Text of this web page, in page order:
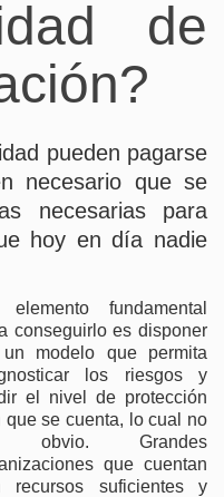
de
pueden pagarse
necesario que se
necesarias para
hoy en día nadie
elemento fundamental
conseguirlo es disponer
modelo que permita
los riesgos y
el nivel de protección
que se cuenta, lo cual no
obvio. Grandes
que cuentan
recursos suficientes y